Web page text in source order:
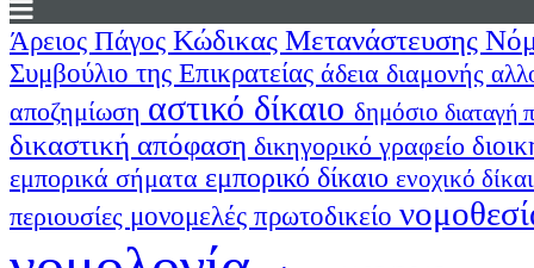
Άρειος Πάγος Κώδικας Μετανάστευσης
Συμβούλιο της Επικρατείας άδεια διαμονής
αποζημίωση αστικό δίκαιο δημόσιο διαταγή
δικαστική απόφαση δικηγορικό γραφείο
εμπορικά σήματα εμπορικό δίκαιο ενοχικό
περιουσίες μονομελές πρωτοδικείο